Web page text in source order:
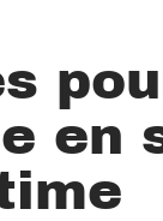
en